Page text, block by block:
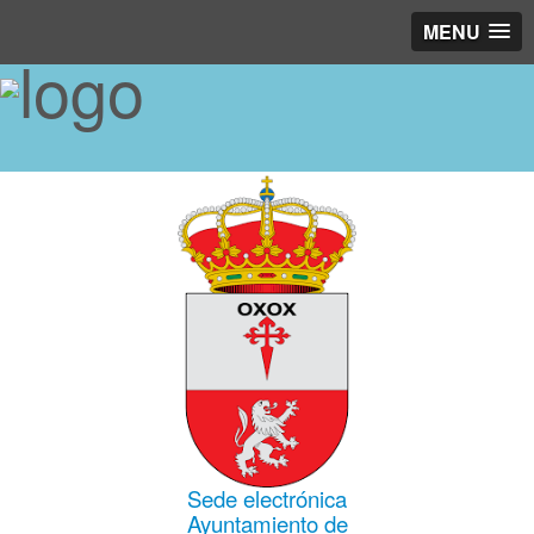
MENU
Sede electrónica
Ayuntamiento de